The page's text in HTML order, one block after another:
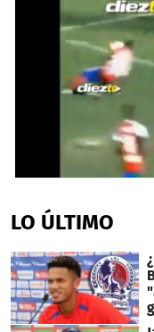
of
2
8
seconds
LO ÚLTIMO